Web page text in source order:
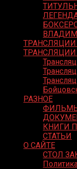
ТРАНСЛЯЦИИ
РАЗНОЕ
КНИГИ
СТАТЬИ
О САЙТЕ
СТОЛ